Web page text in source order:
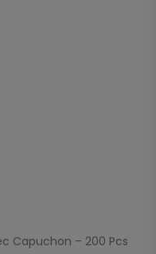
Capuchon – 200 Pcs